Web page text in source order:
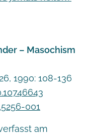
– Masochism
1990: 108-136
001
am